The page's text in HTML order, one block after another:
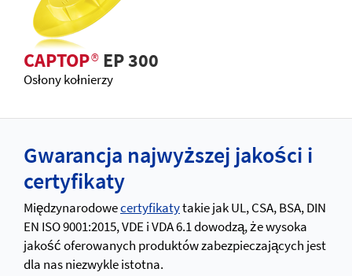
CAPTOP®EP 300
Osłony kołnierzy
Gwarancja najwyższej jakości i
certyfikaty
Międzynarodowecertyfikatytakie jak UL, CSA, BSA, DIN
EN ISO 9001:2015, VDE i VDA 6.1 dowodzą, że wysoka
jakość oferowanych produktów zabezpieczających jest
dla nas niezwykle istotna.